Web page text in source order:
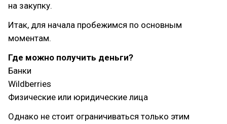
на закупку.
Итак, для начала пробежимся по основным
моментам.
Где можно получить деньги?
Банки
Wildberries
Физические или юридические лица
Однако не стоит ограничиваться только этим